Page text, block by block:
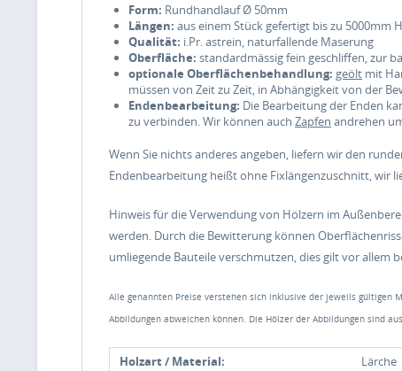
Form: Rundhandlauf Ø 50mm
Längen: aus einem Stück gefertigt bis zu 5000mm
Qualität: i.Pr. astrein, naturfallende Maserung
Oberfläche: standardmässig fein geschliffen, zur
optionale Oberflächenbehandlung: geölt mit
müssen von Zeit zu Zeit, in Abhängigkeit von der
Endenbearbeitung: Die Bearbeitung der Enden
zu verbinden. Wir können auch Zapfen andrehen
Wenn Sie nichts anderes angeben, liefern wir den
Endenbearbeitung heißt ohne Fixlängenzuschnitt, wir
Hinweis für die Verwendung von Hölzern im
werden. Durch die Bewitterung können
umliegende Bauteile verschmutzen, dies gilt vor allem
Alle genannten Preise verstehen sich inklusive der jeweils gültigen
Abbildungen abweichen können. Die Hölzer der Abbildungen sind
Holzart / Material:
Lärche